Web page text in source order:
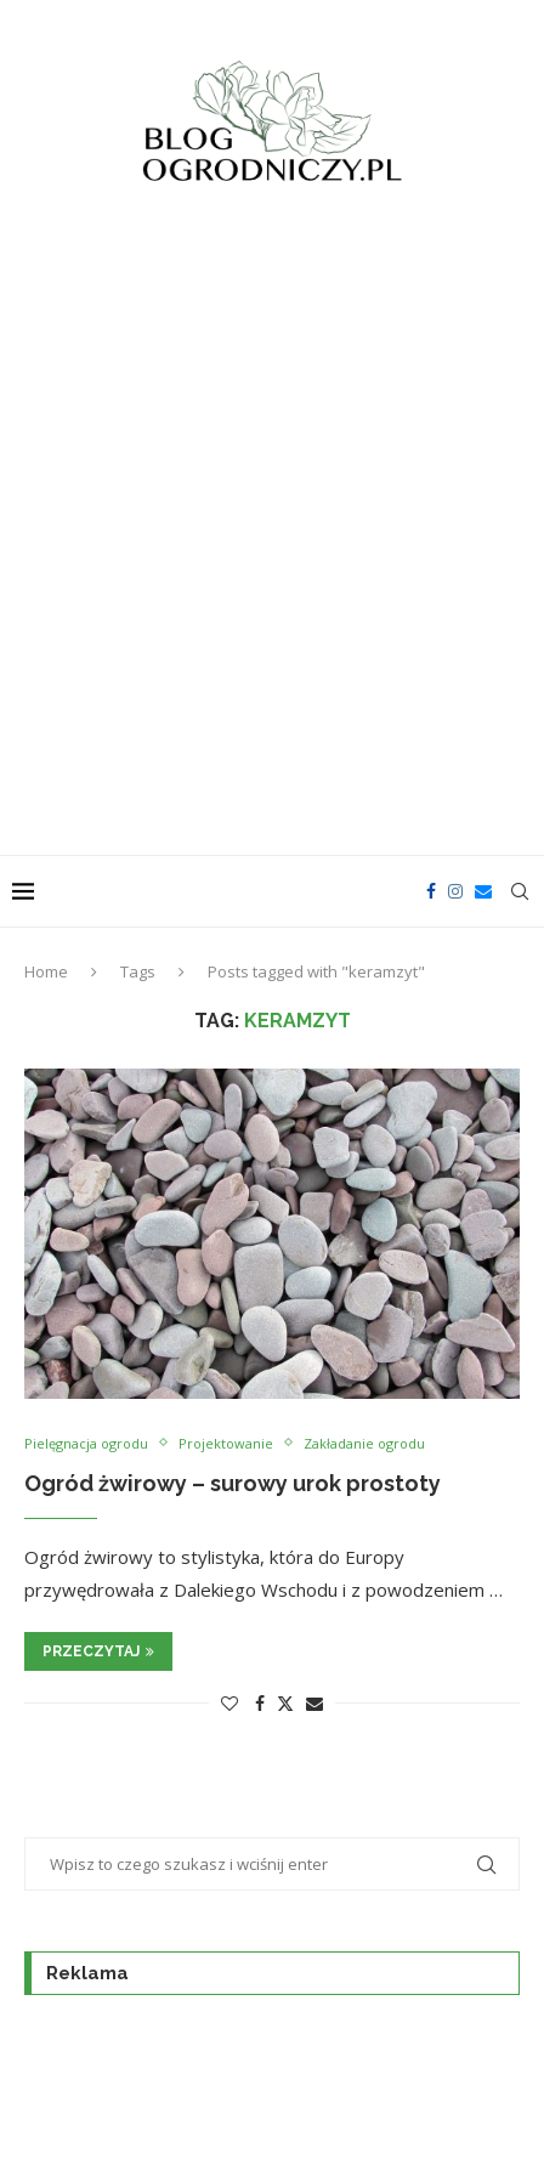
Home Tags Posts tagged with "keramzyt"
TAG: KERAMZYT
Pielęgnacja ogrodu Projektowanie Zakładanie ogrodu
Ogród żwirowy – surowy urok prostoty
Ogród żwirowy to stylistyka, która do Europy
przywędrowała z Dalekiego Wschodu i z powodzeniem …
PRZECZYTAJ
Reklama